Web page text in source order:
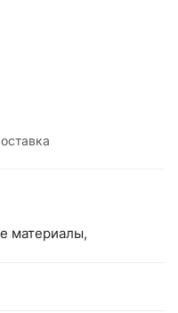
материалы,